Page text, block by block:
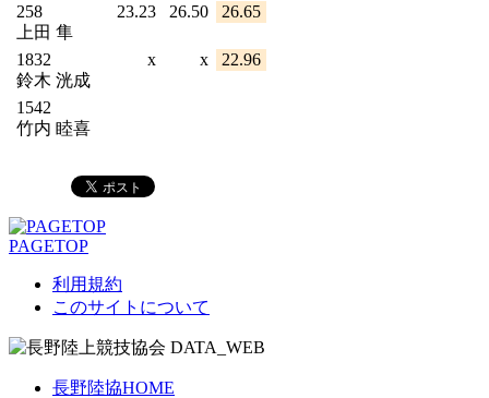
258
上田 隼
23.23 26.50 26.65
1832
鈴木 洸成
x x 22.96
1542
竹内 睦喜
PAGETOP
利用規約
このサイトについて
長野陸協HOME